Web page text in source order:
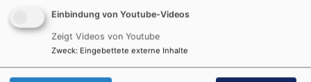
Im neuen Jahr werden die Wege, Fenster, Türen und
Wände des Gemeindehauses renoviert.
Einbindung von Youtube-Videos
Zeigt Videos von Youtube
Zweck: Eingebettete externe Inhalte